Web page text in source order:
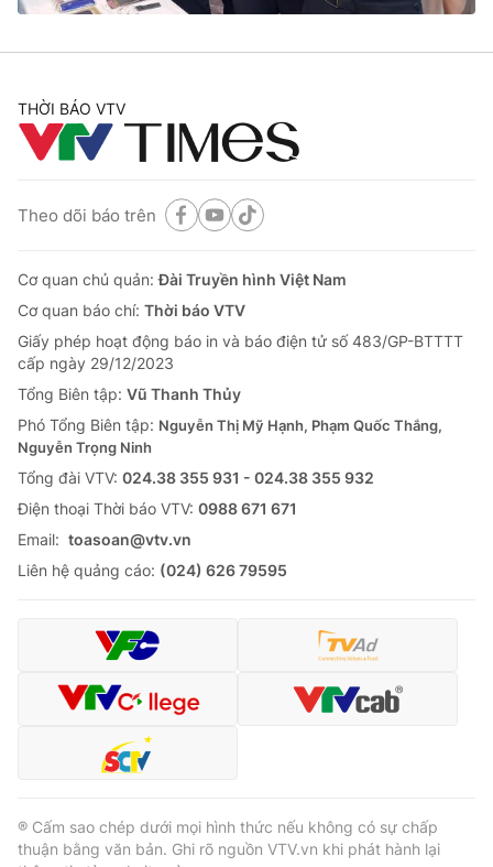
Thị trường
Góc doanh nghiệp
Truyền hình
Phim VTV
Hậu trường
Giải sao mai
Giải trí
Điện ảnh
Âm nhạc
Du lịch
Làm đẹp
Chất lượng cuộc sống
Tuyển sinh
Học trực tuyến
Công nghệ
Hitech Công nghệ tương lai
Sản phẩm
Thị trường
Tư vấn
Giao lưu trực tuyến
Lịch phát sóng
Chuyên mục khác
Emagazine Podcast
Video Shorts video
VTV Money
VTV Sức khoẻ Bất động sản
THỜI BÁO VTV
Theo dõi báo trên
Cơ quan chủ quản:Đài Truyền hình Việt Nam
Cơ quan báo chí: Thời báo VTV
Giấy phép hoạt động báo in và báo điện tử số 483/GP-BTTTT
cấp ngày 29/12/2023
Tổng Biên tập: Vũ Thanh Thủy
Phó Tổng Biên tập: Nguyễn Thị Mỹ Hạnh, Phạm Quốc Thắng,
Nguyễn Trọng Ninh
Tổng đài VTV: 024.38 355 931 - 024.38 355 932
Ðiện thoại Thời báo VTV: 0988 671 671
Email: toasoan@vtv.vn
Liên hệ quảng cáo: (024) 626 79595
® Cấm sao chép dưới mọi hình thức nếu không có sự chấp
thuận bằng văn bản. Ghi rõ nguồn VTV.vn khi phát hành lại